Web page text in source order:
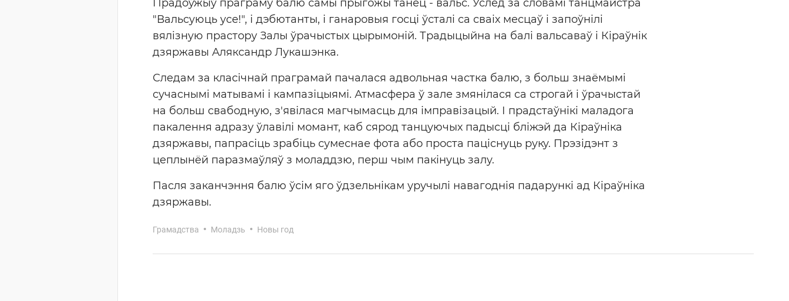
Прадоўжыў праграму балю самы прыгожы танец - вальс. Услед за словамі танцмайстра
"Вальсуюць усе!", і дэбютанты, і ганаровыя госці ўсталі са сваіх месцаў і запоўнілі
вялізную прастору Залы ўрачыстых цырымоній. Традыцыйна на балі вальсаваў і Кіраўнік
дзяржавы Аляксандр Лукашэнка.
Следам за класічнай праграмай пачалася адвольная частка балю, з больш знаёмымі
сучаснымі матывамі і кампазіцыямі. Атмасфера ў зале змянілася са строгай і ўрачыстай
на больш свабодную, з'явілася магчымасць для імправізацый. І прадстаўнікі маладога
пакалення адразу ўлавілі момант, каб сярод танцуючых падысці бліжэй да Кіраўніка
дзяржавы, папрасіць зрабіць сумеснае фота або проста паціснуць руку. Прэзідэнт з
цеплынёй паразмаўляў з моладдзю, перш чым пакінуць залу.
Пасля заканчэння балю ўсім яго ўдзельнікам уручылі навагоднія падарункі ад Кіраўніка
дзяржавы.
Грамадства Моладзь Новы год